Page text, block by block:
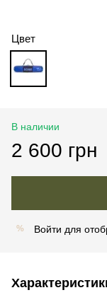
Цвет
В наличии
2 600 грн
% Войти для